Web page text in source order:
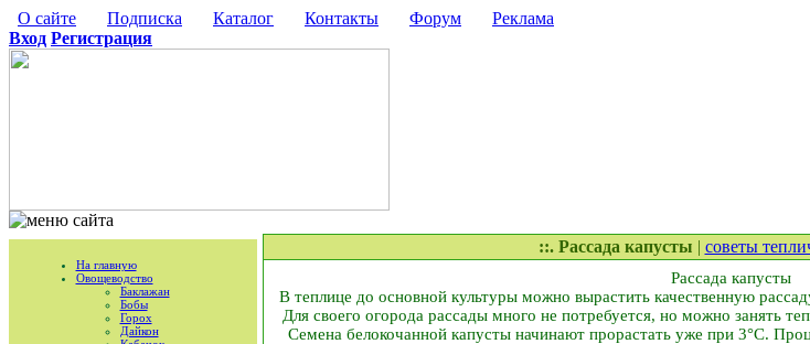
О сайте Подписка Каталог Контакты Форум
Реклама
Вход Регистрация
На главную
Овощеводство
Баклажан
Бобы
Горох
Дайкон
::. Рассада капусты | советы
Рассада капусты
В теплице до основной культуры можно вырастить качественную
Для своего огорода рассады много не потребуется, но можно занять
Семена белокочанной капусты начинают прорастать уже при 3°C.